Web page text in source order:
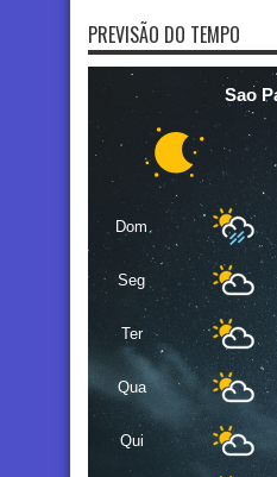
PREVISÃO DO TEMPO
Sao
Dom
Seg
Ter
Qua
Qui